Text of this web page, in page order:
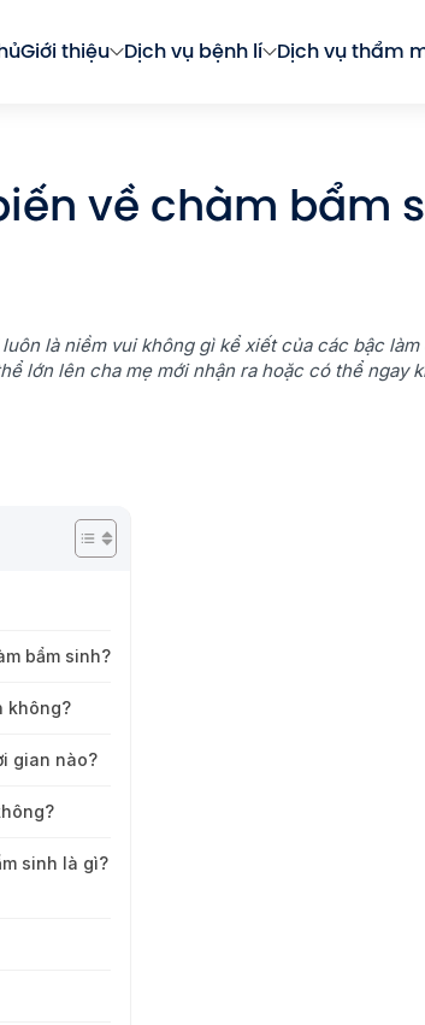
Giới thiệu Dịch vụ bệnh lí Dịch vụ thẩm
về chàm bẩm
là niềm vui không gì kể xiết của các bậc
lớn lên cha mẹ mới nhận ra hoặc có thể ngay
bẩm sinh?
không?
gian nào?
sinh là gì?